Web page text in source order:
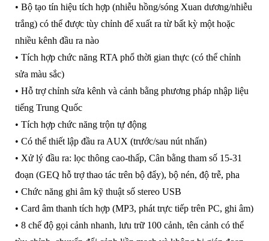
• Bộ tạo tín hiệu tích hợp (nhiễu hồng/sóng Xuan dương/nhiễu
trắng) có thể được tùy chỉnh để xuất ra từ bất kỳ một hoặc
nhiều kênh đầu ra nào
• Tích hợp chức năng RTA phổ thời gian thực (có thể chỉnh
sửa màu sắc)
• Hỗ trợ chỉnh sửa kênh và cảnh bằng phương pháp nhập liệu
tiếng Trung Quốc
• Tích hợp chức năng trộn tự động
• Có thể thiết lập đầu ra AUX (trước/sau nút nhấn)
• Xử lý đầu ra: lọc thông cao-thấp, Cân bằng tham số 15-31
đoạn (GEQ hỗ trợ thao tác trên bộ đẩy), bộ nén, độ trễ, pha
• Chức năng ghi âm kỹ thuật số stereo USB
• Card âm thanh tích hợp (MP3, phát trực tiếp trên PC, ghi âm)
• 8 chế độ gọi cảnh nhanh, lưu trữ 100 cảnh, tên cảnh có thể